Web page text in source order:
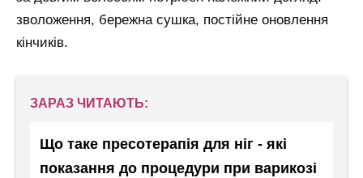
зволоження, бережна сушка, постійне оновлення
кінчиків.
ЗАРАЗ ЧИТАЮТЬ:
Що таке пресотерапія для ніг - які
показання до процедури при варикозі